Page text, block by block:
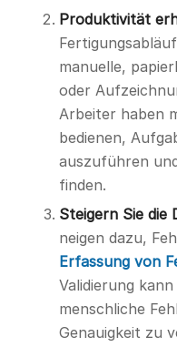
Produktivität
manuelle,
oder
Arbeiter haben
bedienen,
auszuführen
finden.
Steigern Sie die
neigen dazu,
Erfassung von
Validierung
menschliche
Genauigkeit zu